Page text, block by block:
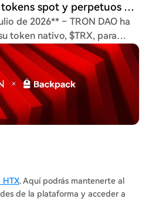
Integrar TRON en Backpack
el mundo una puerta de
con activos digitales.
en más de 150 países, integra
en una sola
normativa. Esto facilita a los
TRON sin necesidad de
clave para la propiedad,
global. La red TRON supera
14 mil millones de
de más de $27 mil millones.
Se lanza el listado de tokens spot y perpetuos TRX en la plataforma Backpack, ampliando el acceso al ecosistema TRON
de 2026** – TRON DAO ha
token nativo, $TRX, para
perpetuos en la exchange
Esta integración ofrece a
en jurisdicciones permitidas un
para operar con el token de
más utilizadas del
tanto de mercados
Backpack, que ha
superior a 400.000
así la infraestructura
HTX. Aquí podrás mantenerte al
de la plataforma y acceder a